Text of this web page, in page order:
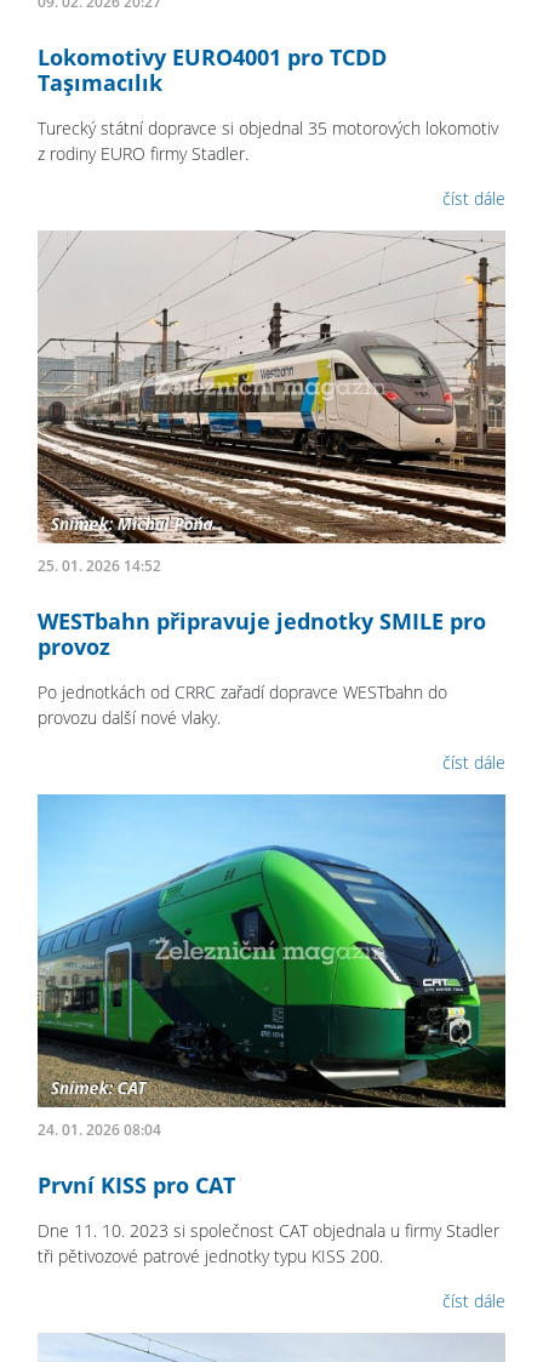
Lokomotivy EURO4001 pro TCDD
Taşımacılık
Turecký státní dopravce si objednal 35 motorových lokomotiv
z rodiny EURO firmy Stadler.
číst dále
25. 01. 2026 14:52
WESTbahn připravuje jednotky SMILE pro
provoz
Po jednotkách od CRRC zařadí dopravce WESTbahn do
provozu další nové vlaky.
číst dále
24. 01. 2026 08:04
První KISS pro CAT
Dne 11. 10. 2023 si společnost CAT objednala u firmy Stadler
tři pětivozové patrové jednotky typu KISS 200.
číst dále